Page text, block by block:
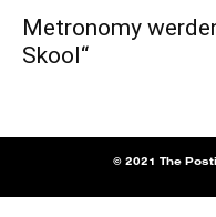
Metronomy
Skool“
© 2021 The